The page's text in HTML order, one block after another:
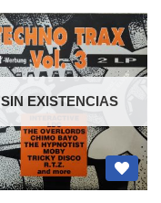
SIN EXISTENCIAS